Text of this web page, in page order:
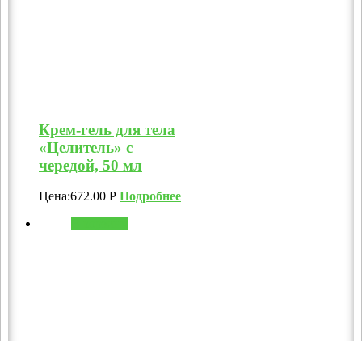
Крем-гель для тела
«Целитель» с
чередой, 50 мл
Цена:672.00 Р Подробнее